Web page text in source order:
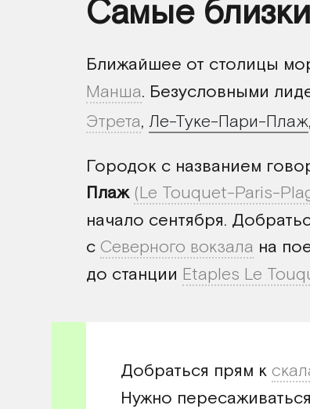
Самые
Ближайшее от столицы
Манша. Безусловными
Этрета, Ле-Туке-Пари-Плаж,
Городок с названием
Плаж (Le Touquet-Paris-
начало сентября.
с Северного вокзала на
до станции Etaples Le
Добраться прям к
Нужно